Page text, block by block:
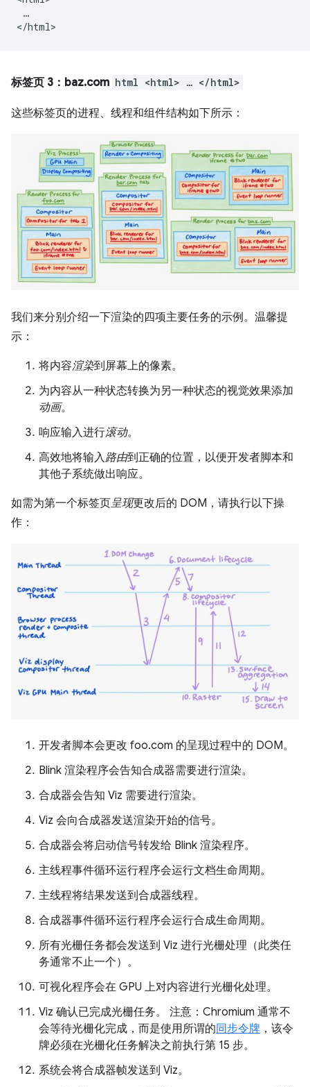
…
标签页 3：baz.com html <html> … </html>
这些标签页的进程、线程和组件结构如下所示：
我们来分别介绍一下渲染的四项主要任务的示例。温馨提
示：
将内容渲染到屏幕上的像素。
为内容从一种状态转换为另一种状态的视觉效果添加
动画。
响应输入进行滚动。
高效地将输入路由到正确的位置，以便开发者脚本和
其他子系统做出响应。
如需为第一个标签页呈现更改后的 DOM，请执行以下操
作：
开发者脚本会更改 foo.com 的呈现过程中的 DOM。
Blink 渲染程序会告知合成器需要进行渲染。
合成器会告知 Viz 需要进行渲染。
Viz 会向合成器发送渲染开始的信号。
合成器会将启动信号转发给 Blink 渲染程序。
主线程事件循环运行程序会运行文档生命周期。
主线程将结果发送到合成器线程。
合成器事件循环运行程序会运行合成生命周期。
所有光栅任务都会发送到 Viz 进行光栅处理（此类任
务通常不止一个）。
可视化程序会在 GPU 上对内容进行光栅化处理。
Viz 确认已完成光栅任务。 注意：Chromium 通常不
会等待光栅化完成，而是使用所谓的同步令牌 ，该令
牌必须在光栅化任务解决之前执行第 15 步。
系统会将合成器帧发送到 Viz。